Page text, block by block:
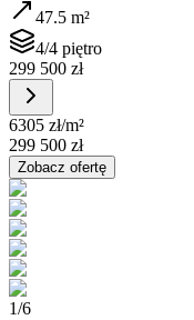
47.5 m²
4/4 piętro
299 500 zł
6305 zł/m²
299 500 zł
Zobacz ofertę
1/6